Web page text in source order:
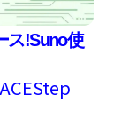
ス!Suno使
ACEStep